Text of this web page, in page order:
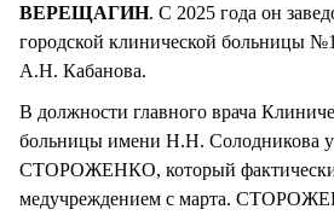
ВЕРЕЩАГИН. С 2025 года он
городской клинической больницы
А.Н. Кабанова.
В должности главного врача
больницы имени Н.Н. Солодникова
СТОРОЖЕНКО, который фактически
медучреждением с марта.